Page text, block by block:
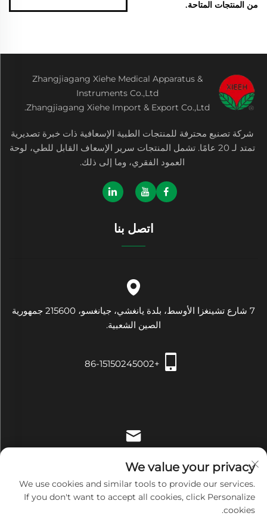
من المنتجات المتاحة.
Zhangjiagang Xiehe Medical Apparatus &
Instruments Co.,Ltd
Zhangjiagang Xiehe Import & Export Co.,Ltd.
شركة تصنيع محترفة للمنتجات الطبية الإسعافية ذات خبرة تصديرية
تمتد لـ 20 عامًا. تشمل المنتجات سرير الإسعاف القابل للطي، لوحة
العمود الفقري، وما إلى ذلك.
اتصل بنا
7 شارع تشينغزا الأوسط، بلدة يانغشي، جيانغسو، 215600 جمهورية
الصين الشعبية.
+86-15150245002
We value your privacy
We use cookies and similar tools to provide our services.
If you don't want to accept all cookies, click Personalize
cookies.